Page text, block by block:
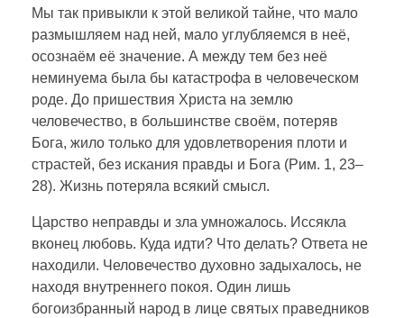
Мы так привыкли к этой великой тайне, что мало
размышляем над ней, мало углубляемся в неё,
осознаём её значение. А между тем без неё
неминуема была бы катастрофа в человеческом
роде. До пришествия Христа на землю
человечество, в большинстве своём, потеряв
Бога, жило только для удовлетворения плоти и
страстей, без искания правды и Бога (Рим. 1, 23–
28). Жизнь потеряла всякий смысл.
Царство неправды и зла умножалось. Иссякла
вконец любовь. Куда идти? Что делать? Ответа не
находили. Человечество духовно задыхалось, не
находя внутреннего покоя. Один лишь
богоизбранный народ в лице святых праведников